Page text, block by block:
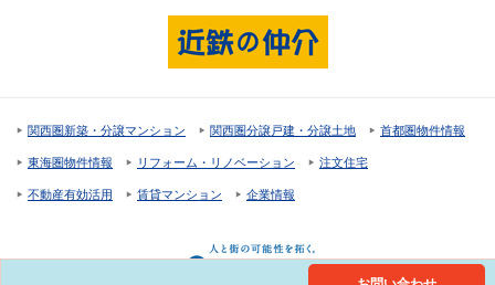
住宅ローンの種類
返済計画
決済と引渡し 2
関西圏新築・分譲マンション 関西圏分譲戸建・分譲土地 首都圏物件情報
東海圏物件情報 リフォーム・リノベーション 注文住宅
不動産有効活用 賃貸マンション 企業情報